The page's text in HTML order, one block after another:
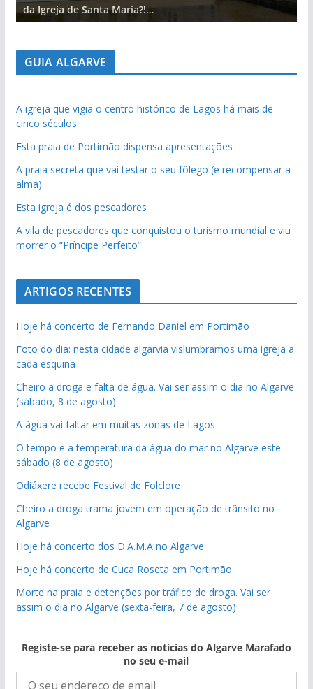
da Igreja de Santa Maria?!…
GUIA ALGARVE
A igreja que vigia o centro histórico de Lagos há mais de
cinco séculos
Esta praia de Portimão dispensa apresentações
A praia secreta que vai testar o seu fôlego (e recompensar a
alma)
Esta igreja é dos pescadores
A vila de pescadores que conquistou o turismo mundial e viu
morrer o “Príncipe Perfeito”
ARTIGOS RECENTES
Hoje há concerto de Fernando Daniel em Portimão
Foto do dia: nesta cidade algarvia vislumbramos uma igreja a
cada esquina
Cheiro a droga e falta de água. Vai ser assim o dia no Algarve
(sábado, 8 de agosto)
A água vai faltar em muitas zonas de Lagos
O tempo e a temperatura da água do mar no Algarve este
sábado (8 de agosto)
Odiáxere recebe Festival de Folclore
Cheiro a droga trama jovem em operação de trânsito no
Algarve
Hoje há concerto dos D.A.M.A no Algarve
Hoje há concerto de Cuca Roseta em Portimão
Morte na praia e detenções por tráfico de droga. Vai ser
assim o dia no Algarve (sexta-feira, 7 de agosto)
Registe-se para receber as notícias do Algarve Marafado
no seu e-mail